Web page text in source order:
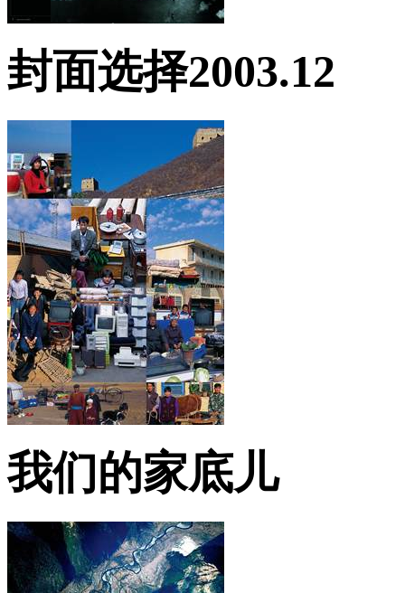
封面选择2003.12
我们的家底儿